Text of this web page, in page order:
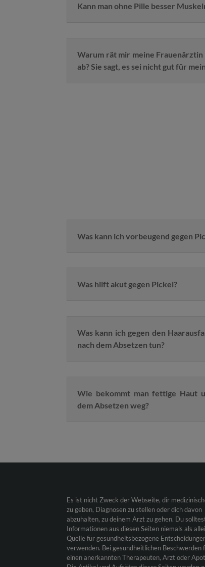
Kann man ohne Pille besser
Warum rät mir meine
ab? Sie sagt, es sei nicht gut für
Was kann ich vorbeugend gegen
Was hilft akut gegen Pickel?
Was kann ich gegen den
nach dem Absetzen tun?
Wie bekommt man fettige Haut
dem Absetzen weg?
Es ist nicht Zweck der Webseite, dir
zu geben, Diagnosen zu stellen oder dich davon
abzuhalten, zu deinem Arzt zu gehen. Du
Informationen aus diesen Seiten niemals als
Quelle für gesundheitsbezogene
verwenden. Bei gesundheitlichen Beschwerden
einen anerkannten Therapeuten, Arzt oder